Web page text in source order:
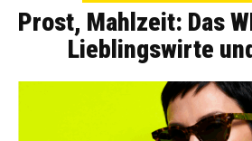
Prost, Mahlzeit: Das
Lieblingswirte